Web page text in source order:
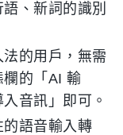
、新詞的識別
的用戶，無需
欄的「AI 輸
音訊」即可。
的語音輸入轉